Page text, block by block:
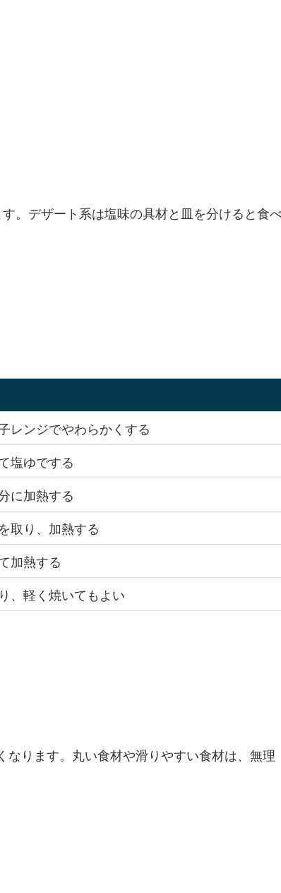
。デザート系は塩味の具材と皿を分けると食
レンジでやわらかくする
塩ゆでする
に加熱する
取り、加熱する
加熱する
、軽く焼いてもよい
ります。丸い食材や滑りやすい食材は、無理